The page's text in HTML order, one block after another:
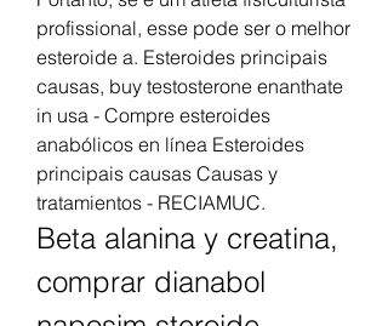
profissional, esse pode ser o melhor
esteroide a. Esteroides principais
causas, buy testosterone enanthate
in usa - Compre esteroides
anabólicos en línea Esteroides
principais causas Causas y
tratamientos - RECIAMUC.
Beta alanina y creatina,
comprar dianabol